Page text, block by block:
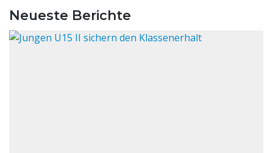
Neueste Berichte